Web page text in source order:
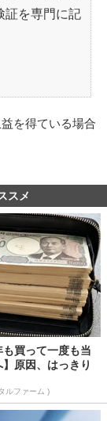
証を専門に記
を得ている場合
スメ
も買って一度も当
原因、はっきり
ルファーム )